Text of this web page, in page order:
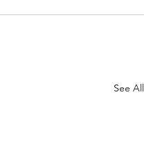
See All